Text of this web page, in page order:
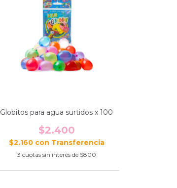
Globitos para agua surtidos x 100
$2.400
$2.160 con
3 cuotas sin interés de $800